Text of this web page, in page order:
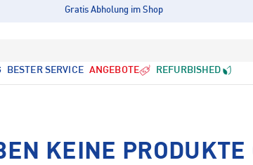
Gratis Abholung im Shop
BESTER SERVICE ANGEBOTE REFURBISHED
KEINE PRODUKTE